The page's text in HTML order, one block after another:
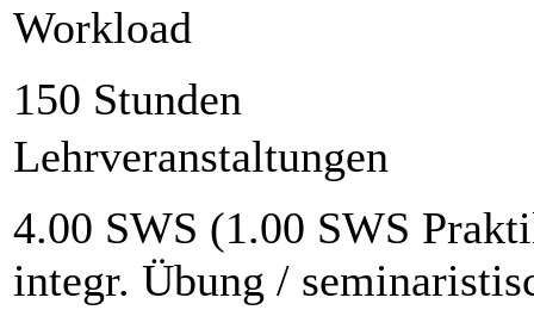
Workload
150 Stunden
Lehrveranstaltungen
4.00 SWS (1.00 SWS
integr. Übung /